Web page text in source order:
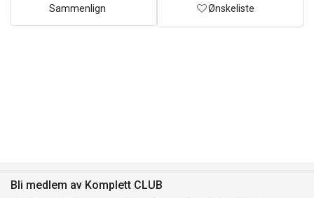
Sammenlign Ønskeliste
Bli medlem av Komplett CLUB